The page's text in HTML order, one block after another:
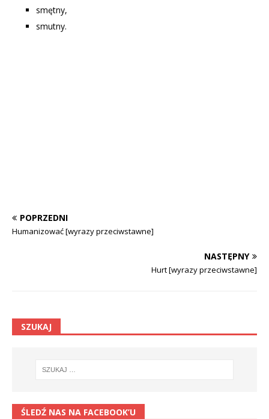
smętny,
smutny.
POPRZEDNI
Humanizować [wyrazy przeciwstawne]
NASTĘPNY
Hurt [wyrazy przeciwstawne]
SZUKAJ
ŚLEDŹ NAS NA FACEBOOK’U